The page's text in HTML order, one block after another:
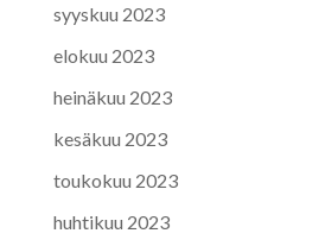
syyskuu 2023
elokuu 2023
heinäkuu 2023
kesäkuu 2023
toukokuu 2023
huhtikuu 2023